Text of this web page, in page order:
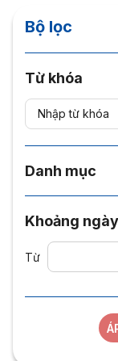
Bộ lọc
Từ khóa
Danh mục
Khoảng ngày
Từ